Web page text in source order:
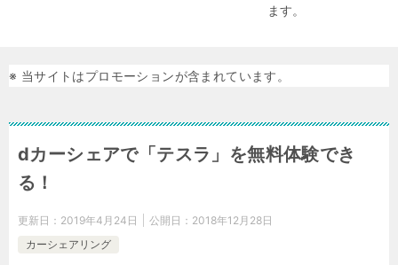
ます。
※ 当サイトはプロモーションが含まれています。
dカーシェアで「テスラ」を無料体験でき
る！
更新日： 2019年4月24日 公開日： 2018年12月28日
カーシェアリング